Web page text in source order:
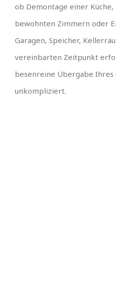
ob Demontage einer Küche,
bewohnten Zimmern oder
Garagen, Speicher,
vereinbarten Zeitpunkt
besenreine Übergabe Ihres
unkompliziert.